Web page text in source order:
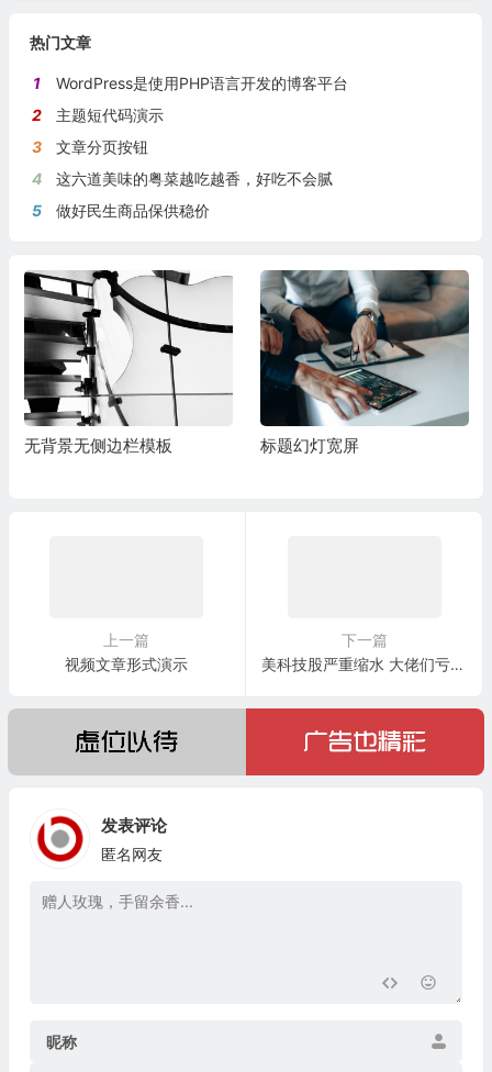
热门文章
1
WordPress是使用PHP语言开发的博客平台
2
主题短代码演示
3
文章分页按钮
4
这六道美味的粤菜越吃越香，好吃不会腻
5
做好民生商品保供稳价
无背景无侧边栏模板 标题幻灯宽屏
上一篇
视频文章形式演示
下一篇
美科技股严重缩水 大佬们亏了多少
发表评论
匿名网友
昵称